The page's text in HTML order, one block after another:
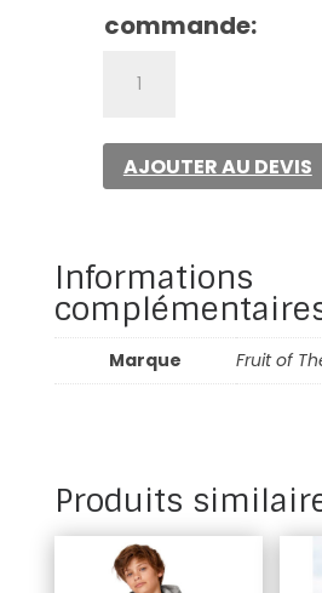
commande:
full
AJOUTER AU DEVIS
Informations
Marque Fruit of
Produits